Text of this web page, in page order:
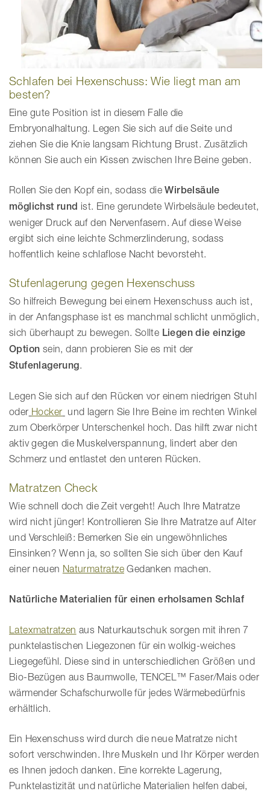
Schlafen bei Hexenschuss: Wie liegt man am
besten?
Eine gute Position ist in diesem Falle die
Embryonalhaltung. Legen Sie sich auf die Seite und
ziehen Sie die Knie langsam Richtung Brust. Zusätzlich
können Sie auch ein Kissen zwischen Ihre Beine geben.
Rollen Sie den Kopf ein, sodass dieWirbelsäule
möglichst rund ist. Eine gerundete Wirbelsäule bedeutet,
weniger Druck auf den Nervenfasern. Auf diese Weise
ergibt sich eine leichte Schmerzlinderung, sodass
hoffentlich keine schlaflose Nacht bevorsteht.
Stufenlagerung gegen Hexenschuss
So hilfreich Bewegung bei einem Hexenschuss auch ist,
in der Anfangsphase ist es manchmal schlicht unmöglich,
sich überhaupt zu bewegen. Sollte Liegen die einzige
Option sein, dann probieren Sie es mit der
Stufenlagerung.
Legen Sie sich auf den Rücken vor einem niedrigen Stuhl
oder Hocker und lagern Sie Ihre Beine im rechten Winkel
zum Oberkörper Unterschenkel hoch. Das hilft zwar nicht
aktiv gegen die Muskelverspannung, lindert aber den
Schmerz und entlastet den unteren Rücken.
Matratzen Check
Wie schnell doch die Zeit vergeht! Auch Ihre Matratze
wird nicht jünger! Kontrollieren Sie Ihre Matratze auf Alter
und Verschleiß: Bemerken Sie ein ungewöhnliches
Einsinken? Wenn ja, so sollten Sie sich über den Kauf
einer neuen Naturmatratze Gedanken machen.
Natürliche Materialien für einen erholsamen Schlaf
Latexmatratzen aus Naturkautschuk sorgen mit ihren 7
punktelastischen Liegezonen für ein wolkig-weiches
Liegegefühl. Diese sind in unterschiedlichen Größen und
Bio-Bezügen aus Baumwolle, TENCEL™ Faser/Mais oder
wärmender Schafschurwolle für jedes Wärmebedürfnis
erhältlich.
Ein Hexenschuss wird durch die neue Matratze nicht
sofort verschwinden. Ihre Muskeln und Ihr Körper werden
es Ihnen jedoch danken. Eine korrekte Lagerung,
Punktelastizität und natürliche Materialien helfen dabei,